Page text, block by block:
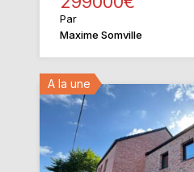
Par
Maxime Somville
A la une